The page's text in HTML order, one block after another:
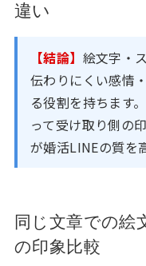
違い
【結論】 絵文字・
伝わりにくい感情
る役割を持ちます
って受け取り側の
が婚活LINEの質を
同じ文章での絵
の印象比較